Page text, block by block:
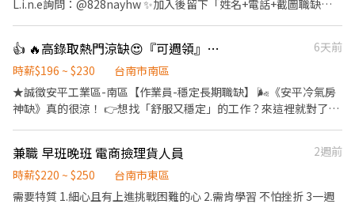
L.i.n.e詢問：@828nayhw ✨加入後留下「姓名+電話+截圖職缺
戶 ➪可隔日領 —————————————————— 《 工作地點》 ◾台
南市南區新平路 ◾台南市南區中華西路
—————————————————— 《 工作時間&薪資》 ➡️早班：
08:00-16:30 薪資:30500元 ➡️中班：16:00-00:30薪資:34000元 ➡️夜
目檢擦拭 • 機台操作、產品外觀檢驗 • 電腦操作、物料整理 • 印
刷機操作 • 產品外觀檢驗
👍 🔥高錄取熱門涼缺😍『可週領』固定班別/週休六日🌟作息不會亂🥰
6天前
時薪$196 ~ $230
台南市南區
★誠徵安平工業區-南區【作業員-穩定長期職缺】 🌬️《安平冷氣房
神缺》真的很涼！ 👉想找「舒服又穩定」的工作？來這裡就對了！
08:00～16:30 中16：00～00：30 夜00：00～08：30 ❤️公司福利
❤️ 【休假】周休六日，見紅休 ➡️ 作息穩、生活爽☺️ 【伙食】便當
代訂 【享有】勞健保、勞退6％ 【條件】免經驗可，二度就業 【環
兼職 早班晚班 電商撿理貨人員
2週前
時薪$220 ~ $250
台南市東區
需要特質 1.細心且有上進挑戰困難的心 2.需肯學習 不怕挫折 3一週